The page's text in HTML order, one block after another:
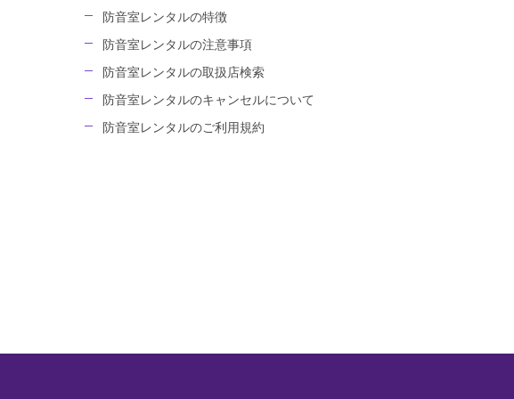
防音室レンタルの特徴
防音室レンタルの注意事項
防音室レンタルの取扱店検索
防音室レンタルのキャンセルについて
防音室レンタルのご利用規約